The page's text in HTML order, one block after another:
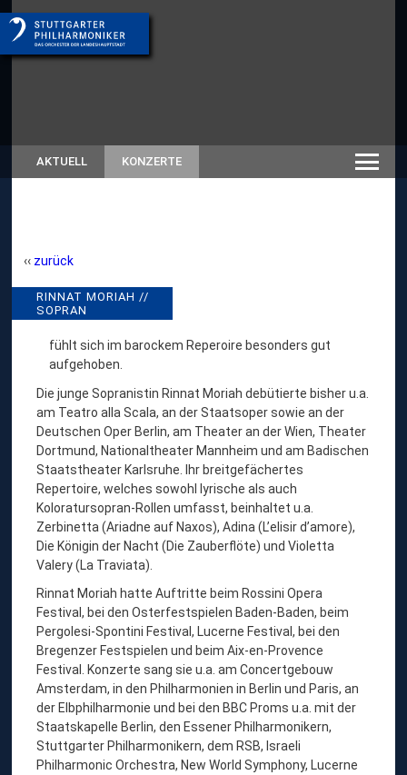
AKTUELL KONZERTE
zurück
R
I
N
N
A
T
M
O
R
I
A
H
,
S
O
P
R
A
N
RINNAT MORIAH //
SOPRAN
fühlt sich im barockem Reperoire besonders gut
aufgehoben.
Die junge Sopranistin Rinnat Moriah debütierte bisher u.a.
am Teatro alla Scala, an der Staatsoper sowie an der
Deutschen Oper Berlin, am Theater an der Wien, Theater
Dortmund, Nationaltheater Mannheim und am Badischen
Staatstheater Karlsruhe. Ihr breitgefächertes
Repertoire, welches sowohl lyrische als auch
Koloratursopran-Rollen umfasst, beinhaltet u.a.
Zerbinetta (Ariadne auf Naxos), Adina (L’elisir d’amore),
Die Königin der Nacht (Die Zauberflöte) und Violetta
Valery (La Traviata).
Rinnat Moriah hatte Auftritte beim Rossini Opera
Festival, bei den Osterfestspielen Baden-Baden, beim
Pergolesi-Spontini Festival, Lucerne Festival, bei den
Bregenzer Festspielen und beim Aix-en-Provence
Festival. Konzerte sang sie u.a. am Concertgebouw
Amsterdam, in den Philharmonien in Berlin und Paris, an
der Elbphilharmonie und bei den BBC Proms u.a. mit der
Staatskapelle Berlin, den Essener Philharmonikern,
Stuttgarter Philharmonikern, dem RSB, Israeli
Philharmonic Orchestra, New World Symphony, Lucerne